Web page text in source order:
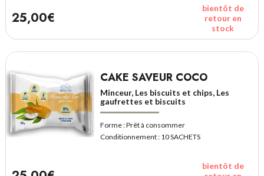
25,00€
bientôt de
retour en
stock
CAKE SAVEUR COCO
Minceur, Les biscuits et chips, Les
gaufrettes et biscuits
Forme :Prêt à consommer
Conditionnement : 10 SACHETS
bientôt de